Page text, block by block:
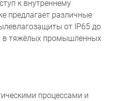
к внутреннему
предлагает различные
от IP65 до
в тяжёлых промышленных
процессами и